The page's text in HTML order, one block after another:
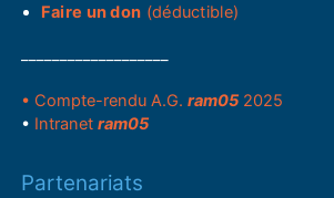
Faire un don (déductible)
• Compte-rendu A.G.ram05 2025
• Intranetram05
Partenariats